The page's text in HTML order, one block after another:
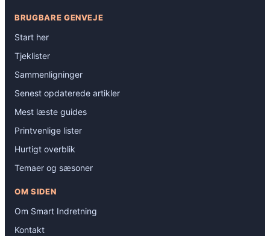
BRUGBARE GENVEJE
Start her
Tjeklister
Sammenligninger
Senest opdaterede artikler
Mest læste guides
Printvenlige lister
Hurtigt overblik
Temaer og sæsoner
OM SIDEN
Om Smart Indretning
Kontakt